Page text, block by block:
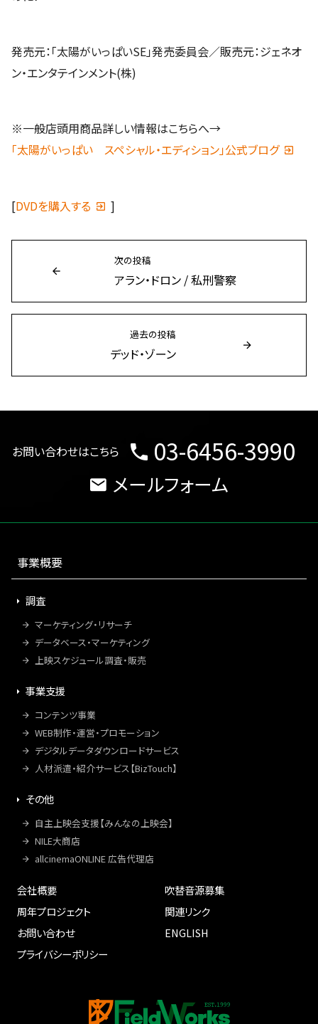
発売元：「太陽がいっぱいSE」発売委員会／販売元：ジェネオ
ン・エンタテインメント(株)
※一般店頭用商品詳しい情報はこちらへ→
「太陽がいっぱい スペシャル・エディション」公式ブログ
[DVDを購入する ]
過去の投稿
デッド・ゾーン
次の投稿
アラン・ドロン / 私刑警察
お問い合わせはこちら 03-6456-3990
メールフォーム
事業概要
調査
マーケティング・リサーチ
データベース・マーケティング
上映スケジュール調査・販売
事業支援
コンテンツ事業
WEB制作・運営・プロモーション
デジタルデータダウンロードサービス
人材派遣・紹介サービス【BizTouch】
その他
自主上映会支援【みんなの上映会】
NILE大商店
allcinemaONLINE 広告代理店
会社概要
吹替音源募集
周年プロジェクト
関連リンク
お問い合わせ
ENGLISH
プライバシーポリシー